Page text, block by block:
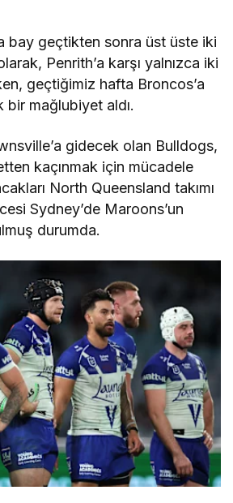
bay geçtikten sonra üst üste iki
Penrith’a karşı yalnızca iki
geçtiğimiz hafta Broncos’a
bir mağlubiyet aldı.
gidecek olan Bulldogs,
kaçınmak için mücadele
North Queensland takımı
Sydney’de Maroons’un
durumda.